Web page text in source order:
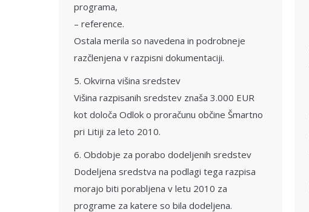
programa,
– reference.
Ostala merila so navedena in podrobneje
razčlenjena v razpisni dokumentaciji.
5. Okvirna višina sredstev
Višina razpisanih sredstev znaša 3.000 EUR
kot določa Odlok o proračunu občine Šmartno
pri Litiji za leto 2010.
6. Obdobje za porabo dodeljenih sredstev
Dodeljena sredstva na podlagi tega razpisa
morajo biti porabljena v letu 2010 za
programe za katere so bila dodeljena.